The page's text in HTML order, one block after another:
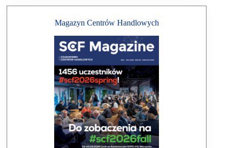
Magazyn Centrów Handlowych